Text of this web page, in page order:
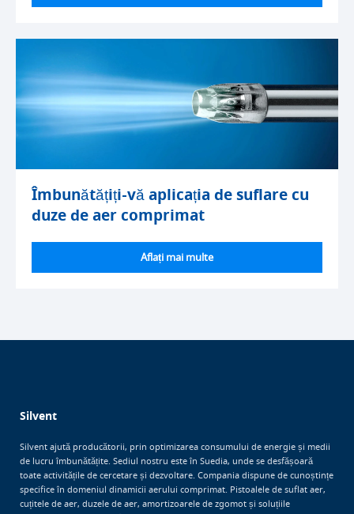
Îmbunătățiți-vă aplicația de suflare cu
duze de aer comprimat
Aflați mai multe
Silvent
Silvent ajută producătorii, prin optimizarea consumului de energie și medii
de lucru îmbunătățite. Sediul nostru este în Suedia, unde se desfășoară
toate activitățile de cercetare și dezvoltare. Compania dispune de cunoștințe
specifice în domeniul dinamicii aerului comprimat. Pistoalele de suflat aer,
cuțitele de aer, duzele de aer, amortizoarele de zgomot și soluțiile